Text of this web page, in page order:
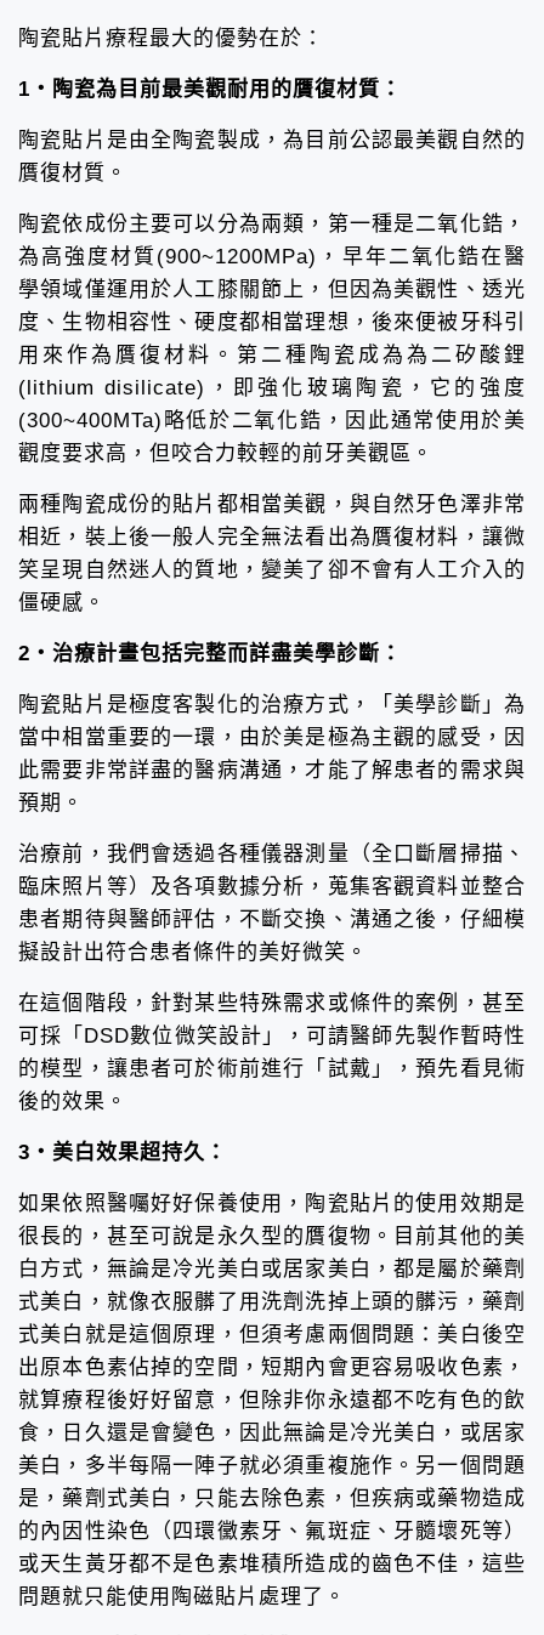
陶瓷貼片療程最大的優勢在於：
1・陶瓷為目前最美觀耐用的贋復材質：
陶瓷貼片是由全陶瓷製成，為目前公認最美觀自然的
贋復材質。
陶瓷依成份主要可以分為兩類，第一種是二氧化鋯，
為高強度材質(900~1200MPa)，早年二氧化鋯在醫
學領域僅運用於人工膝關節上，但因為美觀性、透光
度、生物相容性、硬度都相當理想，後來便被牙科引
用來作為贋復材料。第二種陶瓷成為為二矽酸鋰
(lithium disilicate)，即強化玻璃陶瓷，它的強度
(300~400MTa)略低於二氧化鋯，因此通常使用於美
觀度要求高，但咬合力較輕的前牙美觀區。
兩種陶瓷成份的貼片都相當美觀，與自然牙色澤非常
相近，裝上後一般人完全無法看出為贋復材料，讓微
笑呈現自然迷人的質地，變美了卻不會有人工介入的
僵硬感。
2・治療計畫包括完整而詳盡美學診斷：
陶瓷貼片是極度客製化的治療方式，「美學診斷」為
當中相當重要的一環，由於美是極為主觀的感受，因
此需要非常詳盡的醫病溝通，才能了解患者的需求與
預期。
治療前，我們會透過各種儀器測量（全口斷層掃描、
臨床照片等）及各項數據分析，蒐集客觀資料並整合
患者期待與醫師評估，不斷交換、溝通之後，仔細模
擬設計出符合患者條件的美好微笑。
在這個階段，針對某些特殊需求或條件的案例，甚至
可採「DSD數位微笑設計」，可請醫師先製作暫時性
的模型，讓患者可於術前進行「試戴」，預先看見術
後的效果。
3・美白效果超持久：
如果依照醫囑好好保養使用，陶瓷貼片的使用效期是
很長的，甚至可說是永久型的贋復物。目前其他的美
白方式，無論是冷光美白或居家美白，都是屬於藥劑
式美白，就像衣服髒了用洗劑洗掉上頭的髒污，藥劑
式美白就是這個原理，但須考慮兩個問題：美白後空
出原本色素佔掉的空間，短期內會更容易吸收色素，
就算療程後好好留意，但除非你永遠都不吃有色的飲
食，日久還是會變色，因此無論是冷光美白，或居家
美白，多半每隔一陣子就必須重複施作。另一個問題
是，藥劑式美白，只能去除色素，但疾病或藥物造成
的內因性染色（四環黴素牙、氟斑症、牙髓壞死等）
或天生黃牙都不是色素堆積所造成的齒色不佳，這些
問題就只能使用陶磁貼片處理了。